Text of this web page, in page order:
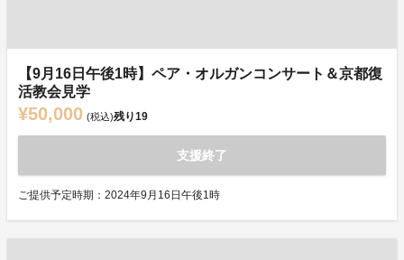
【9月16日午後1時】ペア・オルガンコンサート＆京都復
活教会見学
¥50,000 (税込)残り19
支援終了
ご提供予定時期：2024年9月16日午後1時